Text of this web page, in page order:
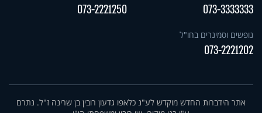
073-3333333
073-2221250
נופשים וסמינרים בחו"ל
073-2221202
אתר הידברות החדש מוקדש לע"נ כלאפו גדעון רובין בן שרינה ז"ל. נתרם